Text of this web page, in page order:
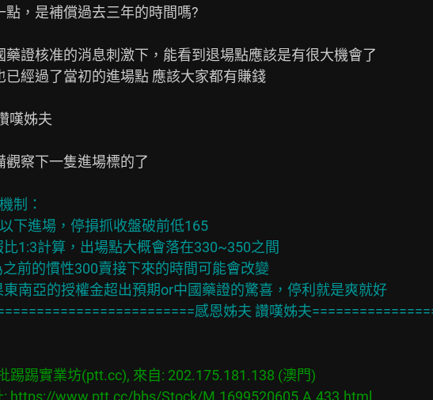
點，是補償過去三年的時間嗎?
藥證核准的消息刺激下，能看到退場點應該是有很大機會了
已經過了當初的進場點 應該大家都有賺錢
嘆姊夫
觀察下一隻進場標的了
制：
以下進場，停損抓收盤破前低165
比1:3計算，出場點大概會落在330~350之間
之前的慣性300賣接下來的時間可能會改變
東南亞的授權金超出預期or中國藥證的驚喜，停利就是爽就好
踢踢實業坊(ptt.cc), 來自: 202.175.181.138 (澳門)
https://www.ptt.cc/bbs/Stock/M.1699520605.A.433.html